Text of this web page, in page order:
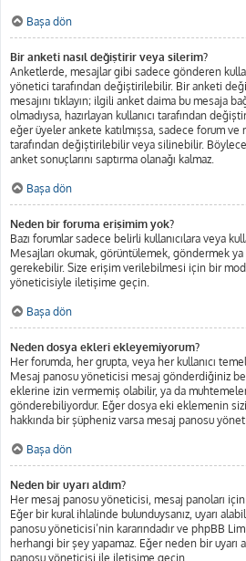
Başa dön
Bir anketi nasıl değiştirir veya silerim?
Anketlerde, mesajlar gibi sadece gönderen
yönetici tarafından değiştirilebilir. Bir anketi
mesajını tıklayın; ilgili anket daima bu mesaja
olmadıysa, hazırlayan kullanıcı tarafından
eğer üyeler ankete katılmışsa, sadece forum
tarafından değiştirilebilir veya silinebilir.
anket sonuçlarını saptırma olanağı kalmaz.
Başa dön
Neden bir foruma erişimim yok?
Bazı forumlar sadece belirli kullanıcılara veya
Mesajları okumak, görüntülemek, göndermek
gerekebilir. Size erişim verilebilmesi için bir
yöneticisiyle iletişime geçin.
Başa dön
Neden dosya ekleri ekleyemiyorum?
Her forumda, her grupta, veya her kullanıcı
Mesaj panosu yöneticisi mesaj gönderdiğiniz
eklerine izin vermemiş olabilir, ya da
gönderebiliyordur. Eğer dosya eki eklemenin
hakkında bir şüpheniz varsa mesaj panosu
Başa dön
Neden bir uyarı aldım?
Her mesaj panosu yöneticisi, mesaj panoları
Eğer bir kural ihlalinde bulunduysanız, uyarı
panosu yöneticisi’nin kararındadır ve phpBB
herhangi bir şey yapamaz. Eğer neden bir uyarı
panosu yöneticisi ile iletişime geçin.